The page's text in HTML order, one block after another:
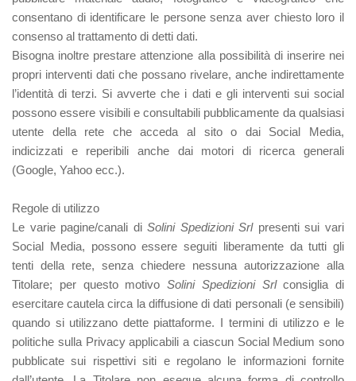
consentano di identificare le persone senza aver chiesto loro il
consenso al trattamento di detti dati.
Bisogna inoltre prestare attenzione alla possibilità di inserire nei
propri interventi dati che possano rivelare, anche indirettamente
l’identità di terzi. Si avverte che i dati e gli interventi sui social
possono essere visibili e consultabili pubblicamente da qualsiasi
utente della rete che acceda al sito o dai Social Media,
indicizzati e reperibili anche dai motori di ricerca generali
(Google, Yahoo ecc.).
Regole di utilizzo
Le varie pagine/canali diSolini Spedizioni Srl presenti sui vari
Social Media, possono essere seguiti liberamente da tutti gli
tenti della rete, senza chiedere nessuna autorizzazione alla
Titolare; per questo motivo Solini Spedizioni Srl consiglia di
esercitare cautela circa la diffusione di dati personali (e sensibili)
quando si utilizzano dette piattaforme. I termini di utilizzo e le
politiche sulla Privacy applicabili a ciascun Social Medium sono
pubblicate sui rispettivi siti e regolano le informazioni fornite